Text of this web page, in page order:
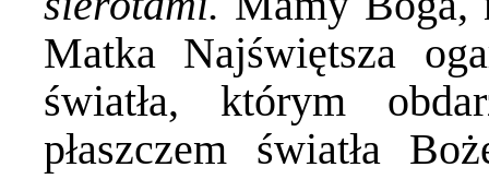
Matka Najświętsza
światła, którym
płaszczem światła